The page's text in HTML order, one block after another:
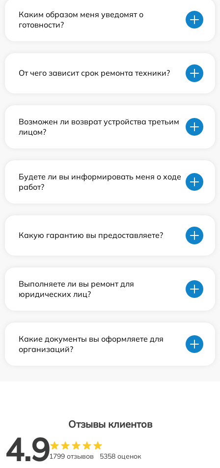
Каким образом меня уведомят о
готовности?
От чего зависит срок ремонта техники?
Возможен ли возврат устройства третьим
лицом?
Будете ли вы информировать меня о ходе
работ?
Какую гарантию вы предоставляете?
Выполняете ли вы ремонт для
юридических лиц?
Какие документы вы оформляете для
организаций?
Отзывы клиентов
4.91799 отзывов 5358 оценок